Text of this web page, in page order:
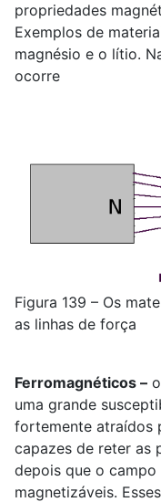
propriedades
Exemplos de
magnésio e o lítio.
ocorre
Figura 139 – Os
as linhas de força
Ferromagnéticos –
uma grande
fortemente atraídos
capazes de reter as
depois que o campo
magnetizáveis.